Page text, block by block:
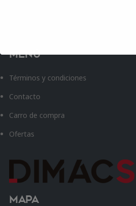
Menú
Términos y condiciones
Contacto
Carro de compra
Ofertas
Mapa